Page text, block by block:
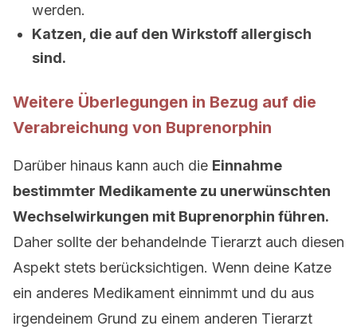
werden.
Katzen, die auf den Wirkstoff allergisch
sind.
Weitere Überlegungen in Bezug auf die
Verabreichung von Buprenorphin
Darüber hinaus kann auch die Einnahme
bestimmter Medikamente zu unerwünschten
Wechselwirkungen mit Buprenorphin führen.
Daher sollte der behandelnde Tierarzt auch diesen
Aspekt stets berücksichtigen. Wenn deine Katze
ein anderes Medikament einnimmt und du aus
irgendeinem Grund zu einem anderen Tierarzt